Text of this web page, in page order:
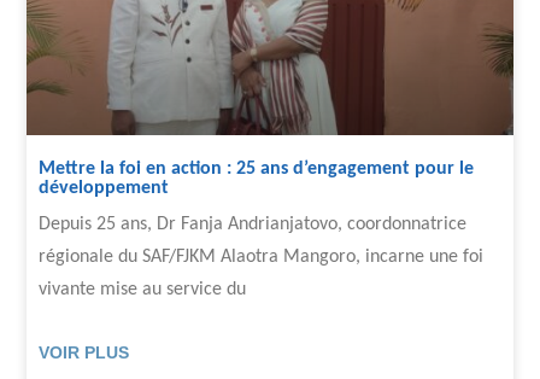
Mettre la foi en action : 25 ans d’engagement pour le
développement
Depuis 25 ans, Dr Fanja Andrianjatovo, coordonnatrice
régionale du SAF/FJKM Alaotra Mangoro, incarne une foi
vivante mise au service du
VOIR PLUS